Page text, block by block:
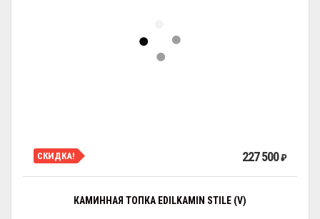
СКИДКА! 227 500₽
КАМИННАЯ ТОПКА EDILKAMIN STILE (V)